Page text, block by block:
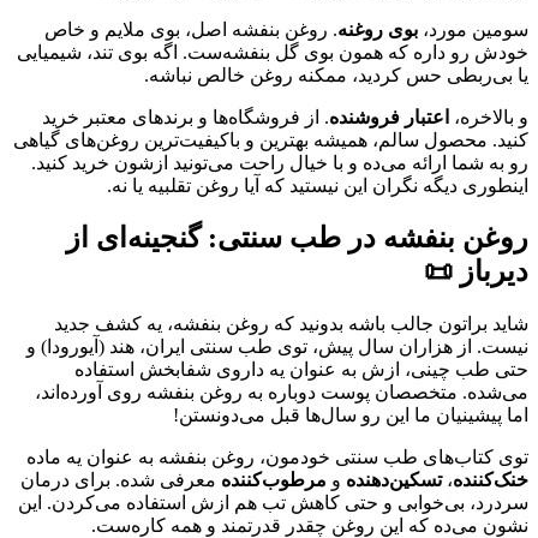
سومین مورد، بوی روغنه. روغن بنفشه اصل، بوی ملایم و خاص
خودش رو داره که همون بوی گل بنفشه‌ست. اگه بوی تند، شیمیایی
یا بی‌ربطی حس کردید، ممکنه روغن خالص نباشه.
و بالاخره، اعتبار فروشنده. از فروشگاه‌ها و برندهای معتبر خرید
کنید. محصول سالم، همیشه بهترین و باکیفیت‌ترین روغن‌های گیاهی
رو به شما ارائه می‌ده و با خیال راحت می‌تونید ازشون خرید کنید.
اینطوری دیگه نگران این نیستید که آیا روغن تقلبیه یا نه.
روغن بنفشه در طب سنتی: گنجینه‌ای از
دیرباز 📜
شاید براتون جالب باشه بدونید که روغن بنفشه، یه کشف جدید
نیست. از هزاران سال پیش، توی طب سنتی ایران، هند (آیورودا) و
حتی طب چینی، ازش به عنوان یه داروی شفابخش استفاده
می‌شده. متخصصان پوست دوباره به روغن بنفشه روی آورده‌اند،
اما پیشینیان ما این رو سال‌ها قبل می‌دونستن!
توی کتاب‌های طب سنتی خودمون، روغن بنفشه به عنوان یه ماده
خنک‌کننده،تسکین‌دهنده و مرطوب‌کننده معرفی شده. برای درمان
سردرد، بی‌خوابی و حتی کاهش تب هم ازش استفاده می‌کردن. این
نشون می‌ده که این روغن چقدر قدرتمند و همه کاره‌ست.